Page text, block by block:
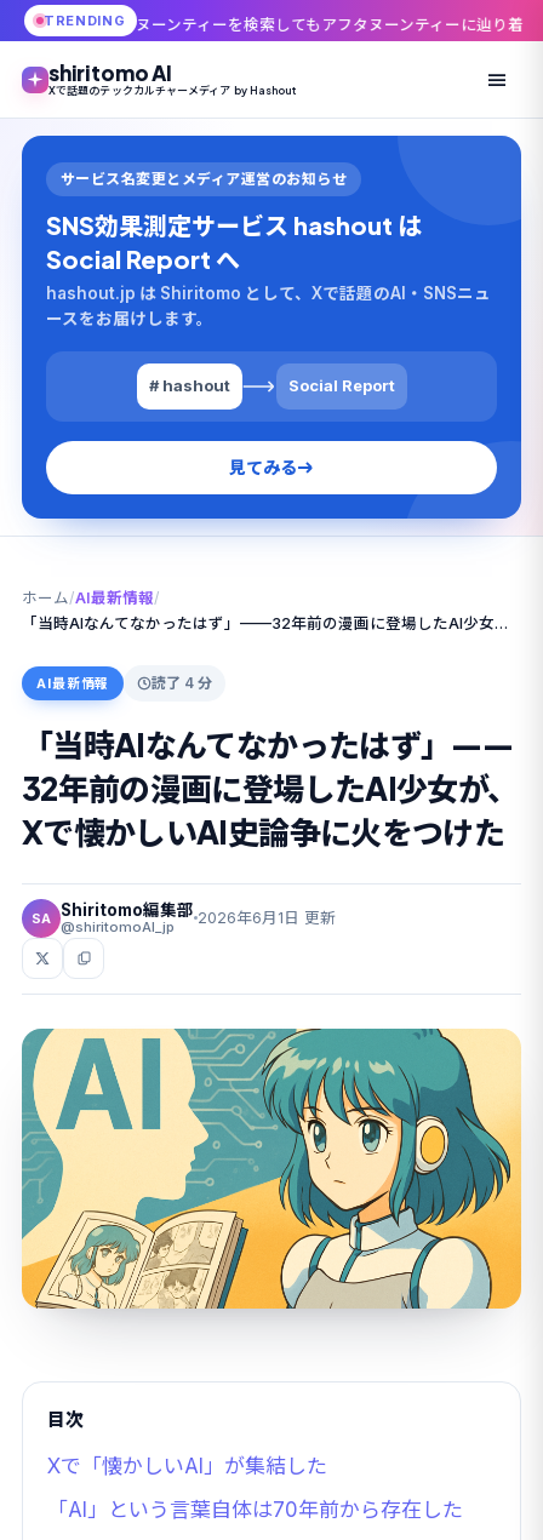
TRENDING
ンティーを検索してもアフタヌーンティーに辿り着けない」——4.3万いい
shiritomo AI
Xで話題のテックカルチャーメディア by Hashout
サービス名変更とメディア運営のお知らせ
SNS効果測定サービス hashout は
Social Report へ
hashout.jp は Shiritomo として、Xで話題のAI・SNSニュ
ースをお届けします。
# hashout Social Report
見てみる
ホーム /AI最新情報/
「当時AIなんてなかったはず」——32年前の漫画に登場したAI少女が、Xで懐かしいAI史論争に火をつけた
AI最新情報 読了 4 分
「当時AIなんてなかったはず」——
32年前の漫画に登場したAI少女が、
Xで懐かしいAI史論争に火をつけた
SA Shiritomo編集部
@shiritomoAI_jp 2026年6月1日 更新
目次
Xで「懐かしいAI」が集結した
「AI」という言葉自体は70年前から存在した